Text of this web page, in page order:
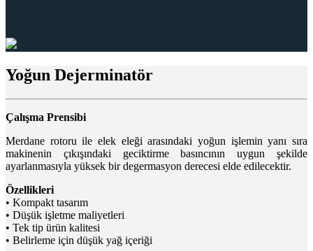
Yoğun Dejerminatör
Çalışma Prensibi
Merdane rotoru ile elek eleği arasındaki yoğun işlemin yanı sıra
makinenin çıkışındaki geciktirme basıncının uygun şekilde
ayarlanmasıyla yüksek bir degermasyon derecesi elde edilecektir.
Özellikleri
• Kompakt tasarım
• Düşük işletme maliyetleri
• Tek tip ürün kalitesi
• Belirleme için düşük yağ içeriği